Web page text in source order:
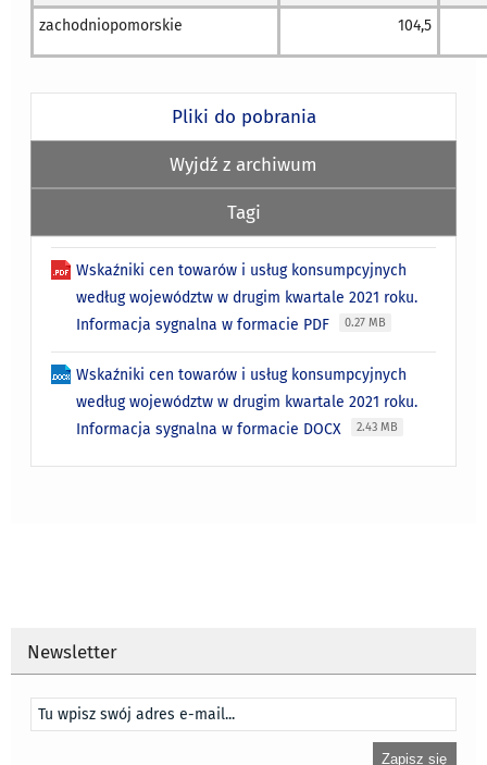
zachodniopomorskie 104,5
Pliki do pobrania
Wyjdź z archiwum
Tagi
Wskaźniki cen towarów i usług konsumpcyjnych
według województw w drugim kwartale 2021 roku.
Informacja sygnalna w formacie PDF
0.27 MB
Wskaźniki cen towarów i usług konsumpcyjnych
według województw w drugim kwartale 2021 roku.
Informacja sygnalna w formacie DOCX
2.43 MB
Newsletter